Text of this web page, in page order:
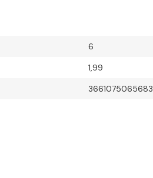
6
1,99
3661075065683